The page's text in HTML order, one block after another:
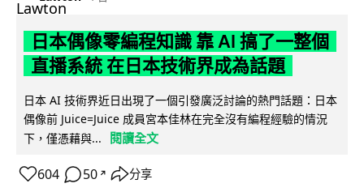
日本偶像零編程知識 靠 AI 搞了一整個
直播系統 在日本技術界成為話題
日本 AI 技術界近日出現了一個引發廣泛討論的熱門話題：日本
偶像前 Juice=Juice 成員宮本佳林在完全沒有編程經驗的情況
下，僅憑藉與...
閱讀全文
604 50 ↗ 分享